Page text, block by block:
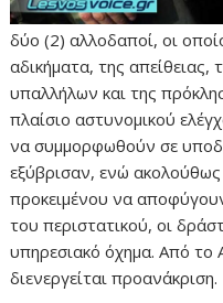
δύο (2) αλλοδαποί, οι
αδικήματα, της απείθειας,
υπαλλήλων και της
πλαίσιο αστυνομικού
να συμμορφωθούν σε
εξύβρισαν, ενώ
προκειμένου να
του περιστατικού, οι
υπηρεσιακό όχημα. Από το
διενεργείται προανάκριση.